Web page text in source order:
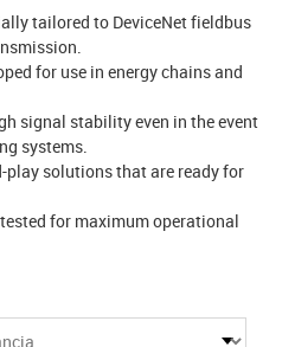
tailored to DeviceNet fieldbus
for use in energy chains and
signal stability even in the event
systems.
play solutions that are ready for
for maximum operational